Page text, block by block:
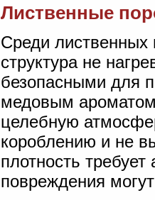
Лиственные
Среди лиственных
структура не
безопасными для
медовым
целебную
короблению и не
плотность
повреждения